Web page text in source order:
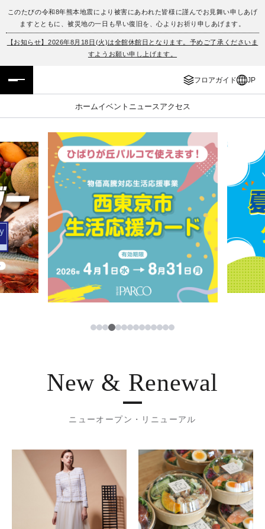
このたびの令和8年熊本地震により被害にあわれた皆様に謹んでお見舞い申しあげ
ますとともに、被災地の一日も早い復旧を、心よりお祈り申しあげます。
【お知らせ】2026年8月18日(火)は全館休館日となります。予めご了承くださいま
すようお願い申し上げます。
フロアガイド JP
ホームイベント ニュース アクセス
フロアガイド
イベント・ポップアップ
ニュース
レストラン・カフェ
TAX FREE
PARCOメンバーズ
JP
ENGLISH
簡体字
한국어
ภาษาไทย
日本語
123456789101112
13
New & Renewal
ニューオープン・リニューアル